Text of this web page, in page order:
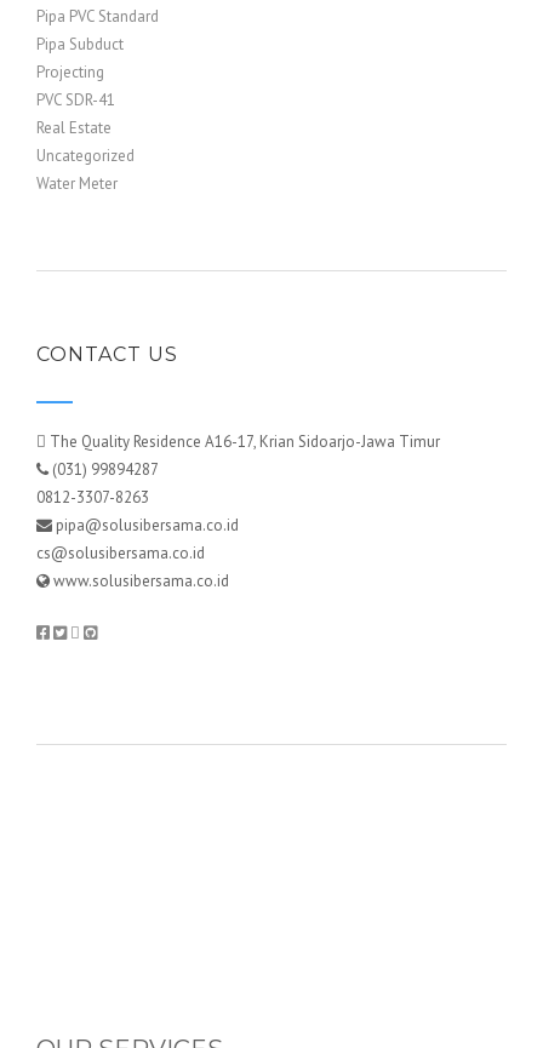
Pipa PVC Standard
Pipa Subduct
Projecting
PVC SDR-41
Real Estate
Uncategorized
Water Meter
CONTACT US
The Quality Residence A16-17, Krian Sidoarjo-Jawa Timur
(031) 99894287
0812-3307-8263
pipa@solusibersama.co.id
cs@solusibersama.co.id
www.solusibersama.co.id